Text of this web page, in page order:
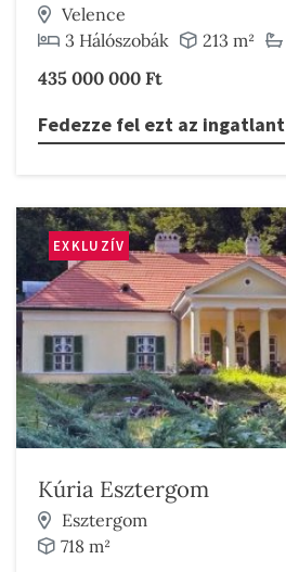
Velence
3 Hálószobák
213 m²
435 000 000 Ft
Fedezze fel ezt az ingatlant
EXKLUZÍV
Kúria Esztergom
Esztergom
718 m²